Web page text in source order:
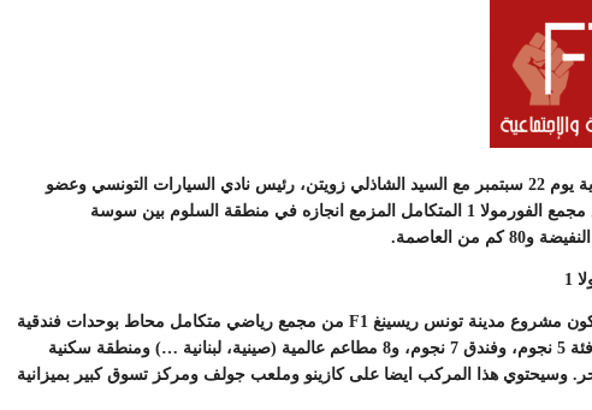
اجتمع وزير السياحة والصناعات التقليدية يوم 22 سبتمبر مع السيد الشاذلي زويتن، رئيس نادي السيارات التونسي وعضو
الاتحاد الدولي للسيارات، حول مشروع مجمع الفورمولا 1 المتكامل المزمع انجازه في منطقة السلوم بين سوسة
1
، يتكون مشروع مدينة تونس ريسينغ F1 من مجمع رياضي متكامل محاط بوحدات فندقية
وترفيهية فخمة على غرار فندقين من فئة 5 نجوم، وفندق 7 نجوم، و8 مطاعم عالمية (صينية، لبنانية …) ومنطقة سكنية
على البحر. وسيحتوي هذا المركب ايضا على كازينو وملعب جولف ومركز تسوق كبير بميزانية
المسرح الجامعي يقود رواده إلى الملتقيات
الدولية…التجربة العمانية نموذجا
بوزيان للمسرح